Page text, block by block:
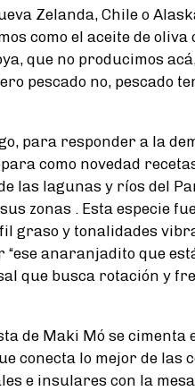
Zelanda, Chile o
como el aceite de oliva
que no producimos
pescado no, pescado
para responder a la
como novedad
las lagunas y ríos del
zonas . Esta especie
graso y tonalidades
“ese anaranjadito que
que busca rotación y
de Maki Mó se cimenta
conecta lo mejor de las
e insulares con la